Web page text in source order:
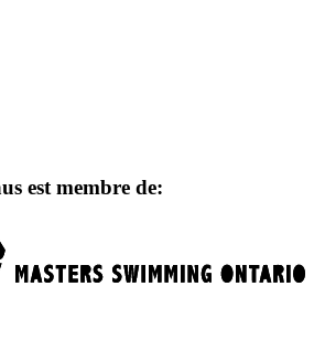
est membre de: